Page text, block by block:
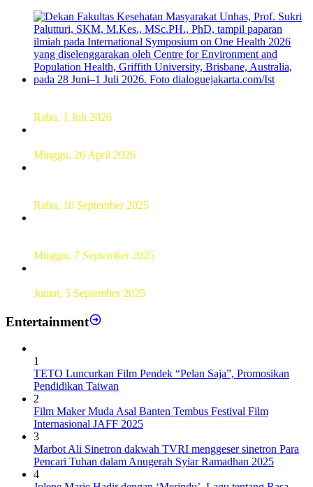
Rabu, 1 Juli 2026
Minggu, 26 April 2026
Rabu, 10 September 2025
Minggu, 7 September 2025
Jumat, 5 September 2025
Entertainment
1
TETO Luncurkan Film Pendek “Pelan Saja”, Promosikan
Pendidikan Taiwan
2
Film Maker Muda Asal Banten Tembus Festival Film
Internasional JAFF 2025
3
Marbot Ali Sinetron dakwah TVRI menggeser sinetron Para
Pencari Tuhan dalam Anugerah Syiar Ramadhan 2025
4